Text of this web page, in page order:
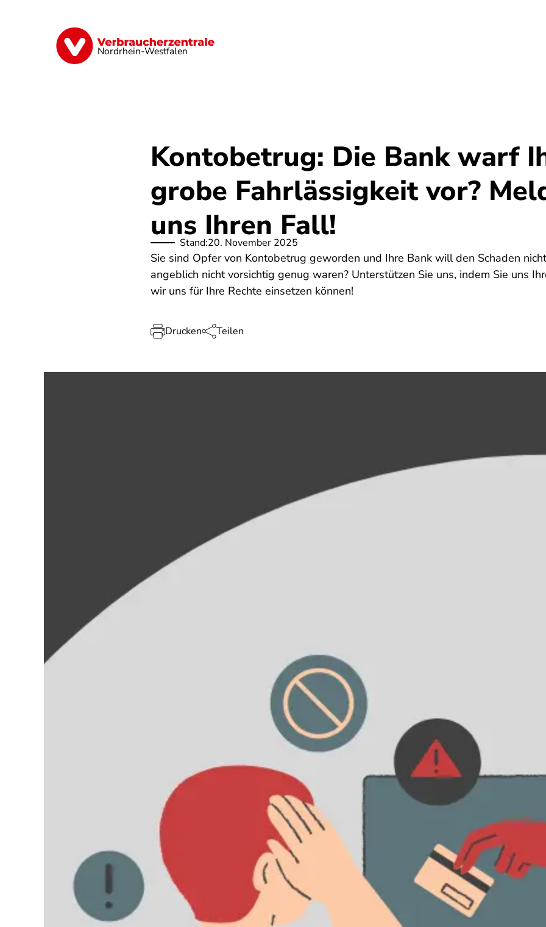
Nordrhein-Westfalen
Finanzen Digitales Lebensmittel
Kontobetrug: Die Bank warf
grobe Fahrlässigkeit vor?
uns Ihren Fall!
Stand:20. November 2025
Sie sind Opfer von Kontobetrug geworden und Ihre Bank will den Schaden
angeblich nicht vorsichtig genug waren? Unterstützen Sie uns, indem Sie uns
wir uns für Ihre Rechte einsetzen können!
Drucken Teilen